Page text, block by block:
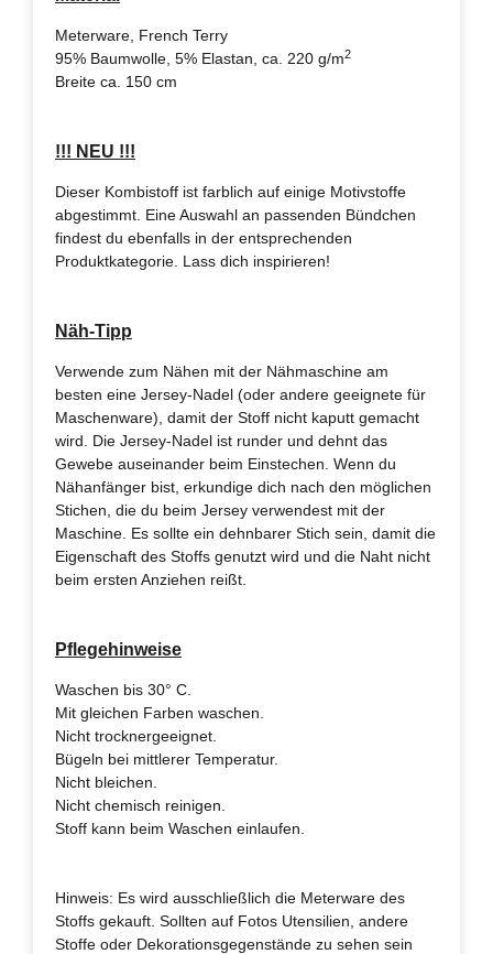
Meterware, French Terry
95% Baumwolle, 5% Elastan, ca. 220 g/m2
Breite ca. 150 cm
!!! NEU !!!
Dieser Kombistoff ist farblich auf einige Motivstoffe
abgestimmt. Eine Auswahl an passenden Bündchen
findest du ebenfalls in der entsprechenden
Produktkategorie. Lass dich inspirieren!
Näh-Tipp
Verwende zum Nähen mit der Nähmaschine am
besten eine Jersey-Nadel (oder andere geeignete für
Maschenware), damit der Stoff nicht kaputt gemacht
wird. Die Jersey-Nadel ist runder und dehnt das
Gewebe auseinander beim Einstechen. Wenn du
Nähanfänger bist, erkundige dich nach den möglichen
Stichen, die du beim Jersey verwendest mit der
Maschine. Es sollte ein dehnbarer Stich sein, damit die
Eigenschaft des Stoffs genutzt wird und die Naht nicht
beim ersten Anziehen reißt.
Pflegehinweise
Waschen bis 30° C.
Mit gleichen Farben waschen.
Nicht trocknergeeignet.
Bügeln bei mittlerer Temperatur.
Nicht bleichen.
Nicht chemisch reinigen.
Stoff kann beim Waschen einlaufen.
Hinweis: Es wird ausschließlich die Meterware des
Stoffs gekauft. Sollten auf Fotos Utensilien, andere
Stoffe oder Dekorationsgegenstände zu sehen sein